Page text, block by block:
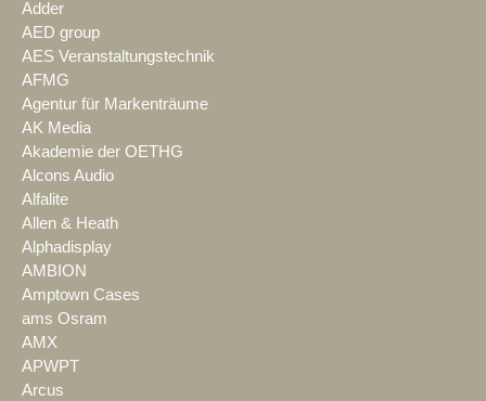
Adder
AED group
AES Veranstaltungstechnik
AFMG
Agentur für Markenträume
AK Media
Akademie der OETHG
Alcons Audio
Alfalite
Allen & Heath
Alphadisplay
AMBION
Amptown Cases
ams Osram
AMX
APWPT
Arcus